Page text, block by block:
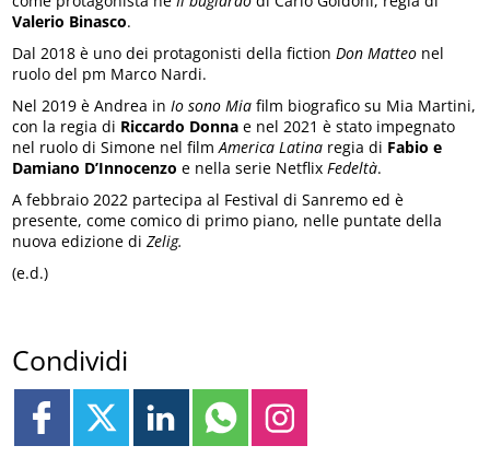
Valerio Binasco.
Dal 2018 è uno dei protagonisti della fictionDon Matteo nel
ruolo del pm Marco Nardi.
Nel 2019 è Andrea inIo sono Mia film biografico su Mia Martini,
con la regia di Riccardo Donna e nel 2021 è stato impegnato
nel ruolo di Simone nel filmAmerica Latina regia di Fabio e
Damiano D’Innocenzo e nella serie NetflixFedeltà.
A febbraio 2022 partecipa al Festival di Sanremo ed è
presente, come comico di primo piano, nelle puntate della
nuova edizione diZelig.
(e.d.)
Condividi